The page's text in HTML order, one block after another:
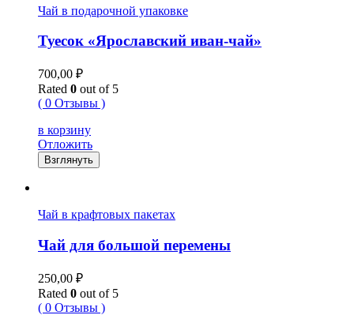
Чай в подарочной упаковке
Туесок «Ярославский иван-чай»
700,00 ₽
Rated 0 out of 5
( 0 Отзывы )
в корзину
Отложить
Взглянуть
Чай в крафтовых пакетах
Чай для большой перемены
250,00 ₽
Rated 0 out of 5
( 0 Отзывы )